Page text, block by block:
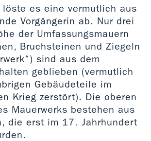
löste es eine vermutlich aus
Vorgängerin ab. Nur drei
der Umfassungsmauern
Bruchsteinen und Ziegeln
sind aus dem
geblieben (vermutlich
Gebäudeteile im
Krieg zerstört). Die oberen
Mauerwerks bestehen aus
die erst im 17. Jahrhundert